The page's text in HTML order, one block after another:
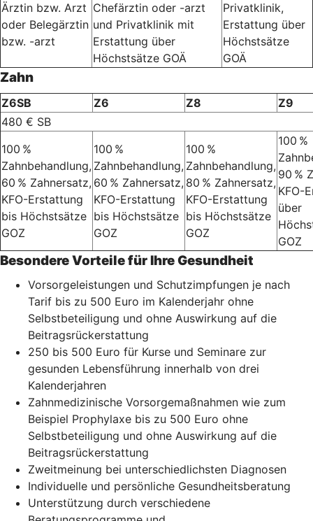
Ärztin bzw. Arzt
oder Belegärztin
bzw. -arzt
Chefärztin oder -arzt
und Privatklinik mit
Erstattung über
Höchstsätze GOÄ
Privatklinik,
Erstattung über
Höchstsätze
GOÄ
Zahn
Z6SB Z6 Z8
Z9
480 € SB
100 %
Zahnbehandlung,
60 % Zahnersatz,
KFO-Erstattung
bis Höchstsätze
GOZ
100 %
Zahnbehandlung,
60 % Zahnersatz,
KFO-Erstattung
bis Höchstsätze
GOZ
100 %
Zahnbehandlung,
80 % Zahnersatz,
KFO-Erstattung
bis Höchstsätze
GOZ
100 %
90 %
KFO-
über
GOZ
Besondere Vorteile für Ihre Gesundheit
Vorsorgeleistungen und Schutzimpfungen je nach
Tarif bis zu 500 Euro im Kalenderjahr ohne
Selbstbeteiligung und ohne Auswirkung auf die
Beitragsrückerstattung
250 bis 500 Euro für Kurse und Seminare zur
gesunden Lebensführung innerhalb von drei
Kalenderjahren
Zahnmedizinische Vorsorgemaßnahmen wie zum
Beispiel Prophylaxe bis zu 500 Euro ohne
Selbstbeteiligung und ohne Auswirkung auf die
Beitragsrückerstattung
Zweitmeinung bei unterschiedlichsten Diagnosen
Individuelle und persönliche Gesundheitsberatung
Unterstützung durch verschiedene